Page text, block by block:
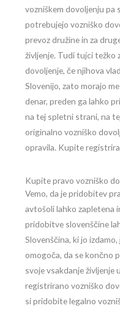
vozniškem dovoljenju pa
potrebujejo vozniško
prevoz družine in za
življenje. Tudi tujci težko
dovoljenje, če njihova
Slovenijo, zato morajo
denar, preden ga lahko
na tej spletni strani, na
originalno vozniško
opravila. Kupite
Kupite pravo vozniško
Vemo, da je pridobitev
avtošoli lahko zapletena
pridobitve slovenščine
Slovenščina, ki jo
omogoča, da se končno
svoje vsakdanje
registrirano vozniško
si pridobite legalno